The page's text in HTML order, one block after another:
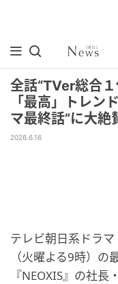
全話“TVer総合１
「最高」トレン
マ最終話”に大絶
2026.6.16
テレビ朝日系ドラマ
（火曜よる9時）の
『NEOXIS』の社